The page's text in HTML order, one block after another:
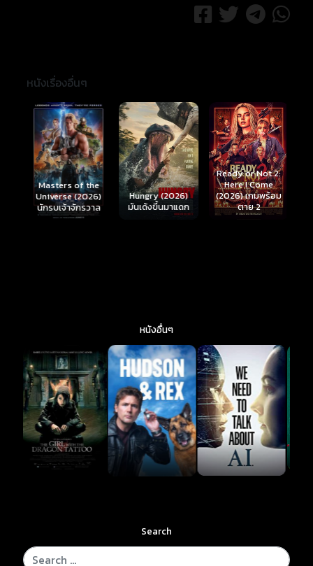
หนังเรื่องอื่นๆ
Masters of the
Universe (2026)
นักรบเจ้าจักรวาล
Hungry (2026)
มันเด้งขึ้นมาแดก
Ready or Not 2:
Here I Come
(2026) เกมพร้อม
ตาย 2
หนังอื่นๆ
Search